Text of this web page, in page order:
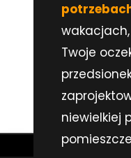
Twoje
niewielkiej